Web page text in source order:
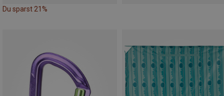
Du sparst 21%